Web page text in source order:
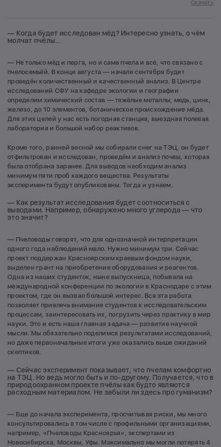
Скачать
— Когда будет исследован мёд? Интересно узнать, о чём
молчат пчёлы…
— Не только мёд и перга, но и сама пчела и всё, что связано с
пчелосемьёй. В конце августа — начале сентября будет
проведён количественный и качественный анализ. В Центре
исследований СФУ на кафедре экологии и географии
определим химический состав — тяжёлые металлы, медь, цинк,
железо, до 10 элементов, ботаническое происхождение мёда.
Для этих целей у нас есть погодная станция, выездная полевая
лаборатория и большой набор реактивов.
Кроме того, ранней весной мы собирали снег на ТЭЦ, он будет
отфильтрован и исследован, проведём и анализ почвы, которая
была отобрана заранее. Для выводов необходим анализ
минимум пяти проб каждого вещества. Результаты
эксперимента будут опубликованы. Тогда и узнаем.
— Как результат исследования будет соотноситься с
выводами. Например, обнаружено много углерода — что
это значит?
— Пчеловоды говорят, что для однозначной интерпретации
одного года наблюдений мало. Нужно минимум три. Сейчас
проект поддержан Красноярским краевым фондом науки,
выделен грант на приобретение оборудования и реагентов.
Одна из наших студенток, ныне выпускница, побывала на
международной конференции по экологии в Краснодаре с этим
проектом, где он вызвал большой интерес. Вся эта работа
позволяет привлечь внимание студентов к исследовательским
процессам, заинтересовать их, погрузить через практику в мир
науки. Это и есть наша главная задача — развитие научной
мысли. Мы обязательно поделимся результатами исследований,
но даже первоначальные итоги уже оказались выше ожиданий
скептиков.
— Сейчас эксперимент показывает, что пчелам комфортно
на ТЭЦ. Но ведь могло быть и по-другому. Получается, что в
природоохранном проекте пчёлы как будто являются
расходным материалом. Не забыли ли здесь про гуманизм?
— Еще до начала эксперимента, просчитывая риски, мы много
консультировались в том числе с профильными организациями,
например, «Пчеловоды Красноярья», экспертами из
Новосибирска, Москвы, Уфы. Максимально мы могли потерять 4